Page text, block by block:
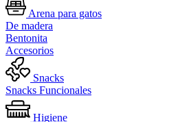
Arena para gatos
De madera
Bentonita
Accesorios
Snacks
Snacks Funcionales
Higiene